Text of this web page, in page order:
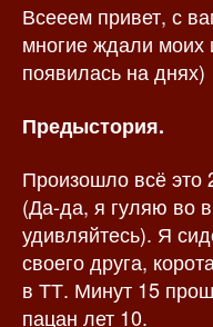
з
а
и
и
Всееем привет, с
многие ждали
появилась на днях)
Предыстория.
Произошло всё это
(Да-да, я гуляю во
удивляйтесь). Я
своего друга,
в ТТ. Минут 15
пацан лет 10.